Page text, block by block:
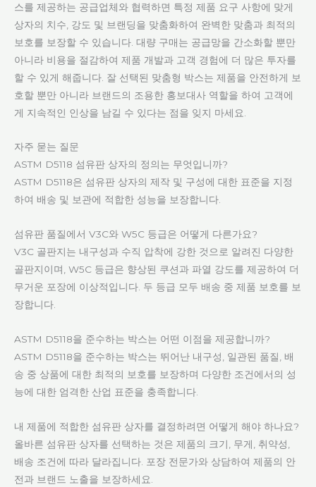
스를 제공하는 공급업체와 협력하면 특정 제품 요구 사항에 맞게
상자의 치수, 강도 및 브랜딩을 맞춤화하여 완벽한 맞춤과 최적의
보호를 보장할 수 있습니다. 대량 구매는 공급망을 간소화할 뿐만
아니라 비용을 절감하여 제품 개발과 고객 경험에 더 많은 투자를
할 수 있게 해줍니다. 잘 선택된 맞춤형 박스는 제품을 안전하게 보
호할 뿐만 아니라 브랜드의 조용한 홍보대사 역할을 하여 고객에
게 지속적인 인상을 남길 수 있다는 점을 잊지 마세요.
자주 묻는 질문
ASTM D5118 섬유판 상자의 정의는 무엇입니까?
ASTM D5118은 섬유판 상자의 제작 및 구성에 대한 표준을 지정
하여 배송 및 보관에 적합한 성능을 보장합니다.
섬유판 품질에서 V3C와 W5C 등급은 어떻게 다른가요?
V3C 골판지는 내구성과 수직 압착에 강한 것으로 알려진 다양한
골판지이며, W5C 등급은 향상된 쿠션과 파열 강도를 제공하여 더
무거운 포장에 이상적입니다. 두 등급 모두 배송 중 제품 보호를 보
장합니다.
ASTM D5118을 준수하는 박스는 어떤 이점을 제공합니까?
ASTM D5118을 준수하는 박스는 뛰어난 내구성, 일관된 품질, 배
송 중 상품에 대한 최적의 보호를 보장하며 다양한 조건에서의 성
능에 대한 엄격한 산업 표준을 충족합니다.
내 제품에 적합한 섬유판 상자를 결정하려면 어떻게 해야 하나요?
올바른 섬유판 상자를 선택하는 것은 제품의 크기, 무게, 취약성,
배송 조건에 따라 달라집니다. 포장 전문가와 상담하여 제품의 안
전과 브랜드 노출을 보장하세요.